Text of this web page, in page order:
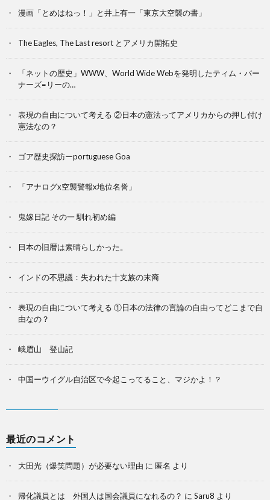
漫画「とめはねっ！」と井上有一「東京大空襲の書」
The Eagles, The Last resort とアメリカ開拓史
「ネットの歴史」WWW、World Wide Webを発明したティム・バー
ナーズ=リーの…
表現の自由について考える ②日本の憲法ってアメリカからの押し付け
憲法なの？
ゴア歴史探訪ーportuguese Goa
「アナログx空襲警報x地位名誉」
鬼嫁日記 その一 馴れ初め編
日本の旧暦は素晴らしかった。
インドの不思議：失われた十支族の末裔
表現の自由について考える ①日本の法律の言論の自由ってどこまで自
由なの？
峨眉山 登山記
中国ーウイグル自治区で今起こってること、マジかよ！？
最近のコメント
大田光（爆笑問題）が必要ない理由 に 匿名 より
帰化議員とは 外国人は国会議員になれるの？ に Saru8 より